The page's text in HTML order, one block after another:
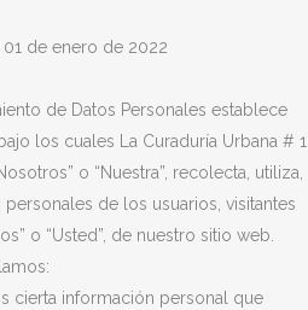
01 de enero de 2022
de Datos Personales establece
los cuales La Curaduría Urbana # 1
o “Nuestra”, recolecta, utiliza,
de los usuarios, visitantes
o “Usted”, de nuestro sitio web.
cierta información personal que